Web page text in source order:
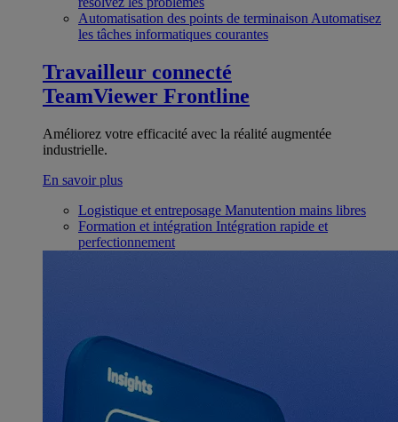
Automatisation des points de terminaison Automatisez
les tâches informatiques courantes
Travailleur connecté
TeamViewer Frontline
Améliorez votre efficacité avec la réalité augmentée
industrielle.
En savoir plus
Logistique et entreposage Manutention mains libres
Formation et intégration Intégration rapide et
perfectionnement